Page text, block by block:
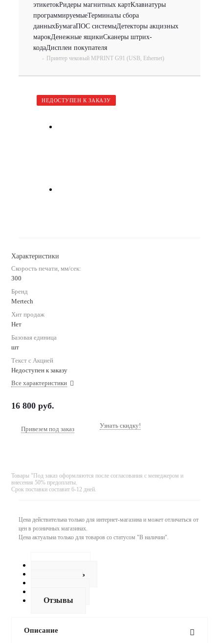
этикетокРидеры магнитных картКлавиатуры
программируемыеТерминалы сбора
данныхБумагаПОС системыДетекторы акцизных
марокДенежные ящикиСканеры штрих-
кодаДисплеи покупателя
- Принтер чековый MPRINT G91 (USB, Ethernet)
НЕДОСТУПЕН К ЗАКАЗУ
Характеристики
Скорость печати, мм/сек:
300
Бренд
Mertech
Хит продаж
Нет
Базовая единица
шт
Текст с Акцией
Недоступен к заказу
Все характеристики
16 800 руб.
Привезем под заказ Узнать скидку!
Товары "Под заказ оформляются после согласования с менеджером и
внесения 50% предоплаты.
Срок поставки составит 6-12 дней.
Цена действительна только для интернет-магазина и может отличаться от
цен в розничных магазинах.
Цена актуальна только для товаров со статусом "В наличии".
Как купить
Отзывы
Описание